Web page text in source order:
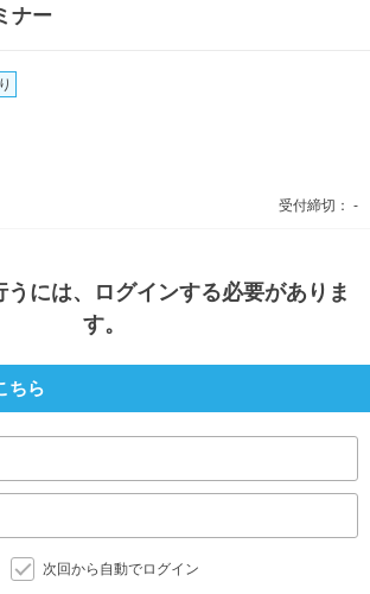
ナー
受付締切： -
うには、ログインする必要がありま
す。
ちら
次回から自動でログイン